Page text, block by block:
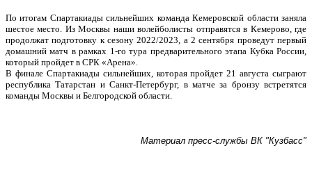
По итогам Спартакиады сильнейших команда Кемеровской области заняла
шестое место. Из Москвы наши волейболисты отправятся в Кемерово, где
продолжат подготовку к сезону 2022/2023, а 2 сентября проведут первый
домашний матч в рамках 1-го тура предварительного этапа Кубка России,
который пройдет в СРК «Арена».
В финале Спартакиады сильнейших, которая пройдет 21 августа сыграют
республика Татарстан и Санкт-Петербург, в матче за бронзу встретятся
команды Москвы и Белгородской области.
Материал пресс-службы ВК "Кузбасс"